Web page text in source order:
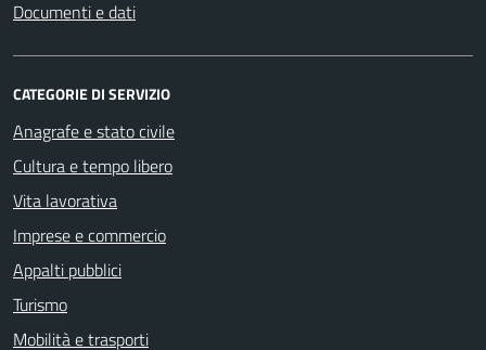
Documenti e dati
CATEGORIE DI SERVIZIO
Anagrafe e stato civile
Cultura e tempo libero
Vita lavorativa
Imprese e commercio
Appalti pubblici
Turismo
Mobilità e trasporti